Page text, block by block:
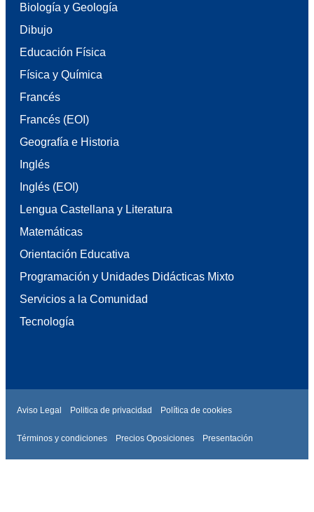
Biología y Geología
Dibujo
Educación Física
Física y Química
Francés
Francés (EOI)
Geografía e Historia
Inglés
Inglés (EOI)
Lengua Castellana y Literatura
Matemáticas
Orientación Educativa
Programación y Unidades Didácticas Mixto
Servicios a la Comunidad
Tecnología
Aviso Legal Politica de privacidad Política de cookies
Términos y condiciones Precios Oposiciones Presentación